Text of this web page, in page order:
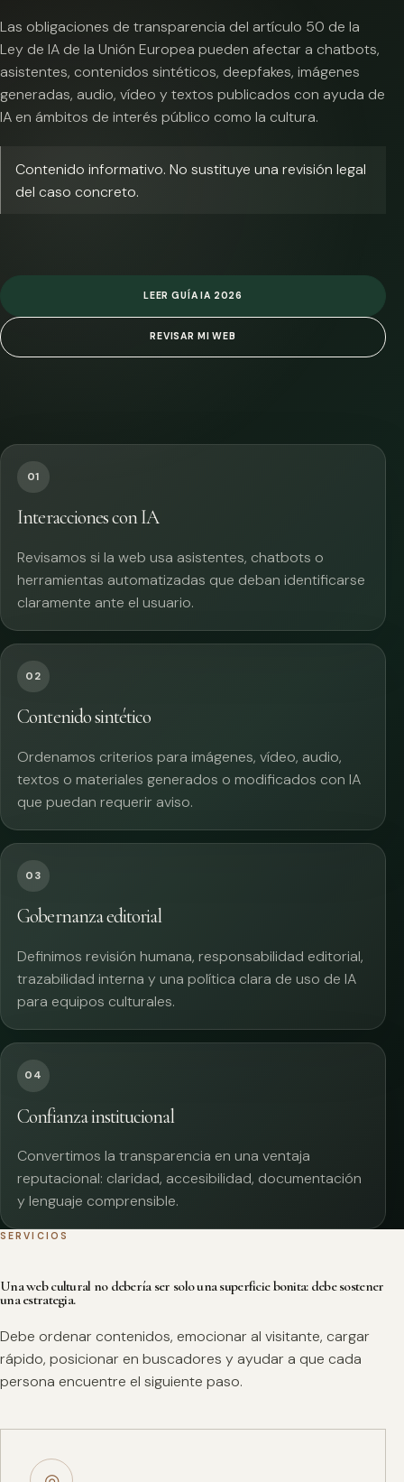
Las obligaciones de transparencia del artículo 50 de la
Ley de IA de la Unión Europea pueden afectar a chatbots,
asistentes, contenidos sintéticos, deepfakes, imágenes
generadas, audio, vídeo y textos publicados con ayuda de
IA en ámbitos de interés público como la cultura.
Contenido informativo. No sustituye una revisión legal
del caso concreto.
LEER GUÍA IA 2026
REVISAR MI WEB
01
Interacciones con IA
Revisamos si la web usa asistentes, chatbots o
herramientas automatizadas que deban identificarse
claramente ante el usuario.
02
Contenido sintético
Ordenamos criterios para imágenes, vídeo, audio,
textos o materiales generados o modificados con IA
que puedan requerir aviso.
03
Gobernanza editorial
Definimos revisión humana, responsabilidad editorial,
trazabilidad interna y una política clara de uso de IA
para equipos culturales.
04
Confianza institucional
Convertimos la transparencia en una ventaja
reputacional: claridad, accesibilidad, documentación
y lenguaje comprensible.
SERVICIOS
Una web cultural no debería ser solo una superficie bonita: debe sostener
una estrategia.
Debe ordenar contenidos, emocionar al visitante, cargar
rápido, posicionar en buscadores y ayudar a que cada
persona encuentre el siguiente paso.